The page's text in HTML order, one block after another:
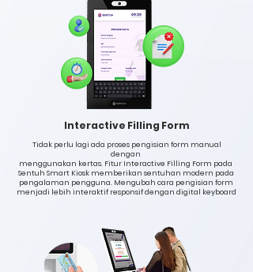
Interactive Filling Form
Tidak perlu lagi ada proses pengisian form manual
dengan
menggunakan kertas. Fitur Interactive Filling Form pada
Sentuh Smart Kiosk memberikan sentuhan modern pada
pengalaman pengguna. Mengubah cara pengisian form
menjadi lebih interaktif responsif dengan digital keyboard